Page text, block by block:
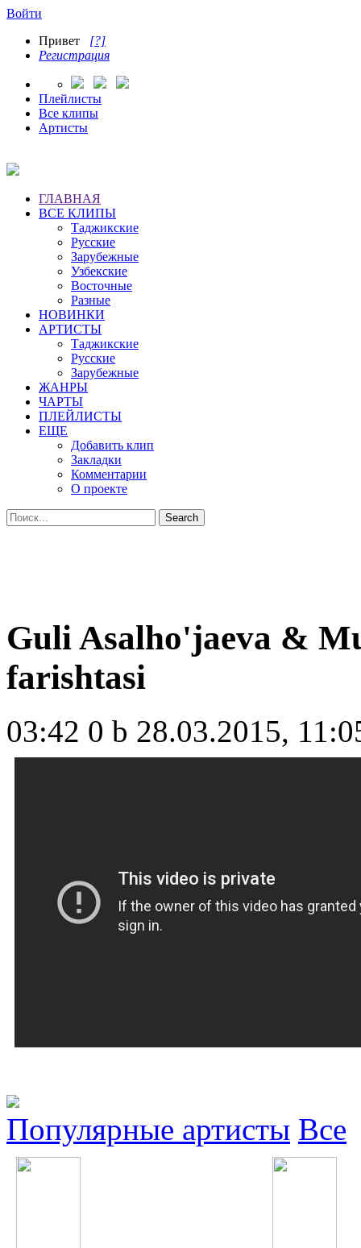
Войти
Привет [?]
Регистрация
Плейлисты
Все клипы
Артисты
ГЛАВНАЯ
ВСЕ КЛИПЫ
Таджикские
Русские
Зарубежные
Узбекские
Восточные
Разные
НОВИНКИ
АРТИСТЫ
Таджикские
Русские
Зарубежные
ЖАНРЫ
ЧАРТЫ
ПЛЕЙЛИСТЫ
ЕЩЕ
Добавить клип
Закладки
Комментарии
О проекте
Guli Asalho'jaeva &
farishtasi
03:42 0 b 28.03.2015,
Популярные артисты Все